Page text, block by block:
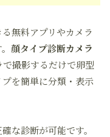
無料アプリやカメラ
顔タイプ診断カメラ
撮影するだけで卵型
を簡単に分類・表示
な診断が可能です。